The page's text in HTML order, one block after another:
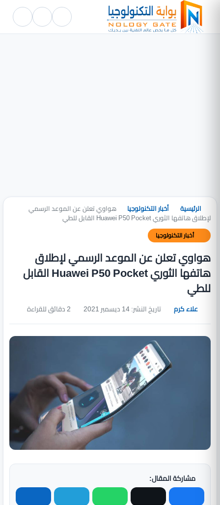
الرئيسية أخبار التكنولوجيا هواوي تعلن عن الموعد الرسمي
لإطلاق هاتفها الثوري Huawei P50 Pocket القابل للطي
أخبار التكنولوجيا
هواوي تعلن عن الموعد الرسمي لإطلاق
هاتفها الثوري Huawei P50 Pocket القابل
للطي
علاء كرم تاريخ النشر: 14 ديسمبر 2021
مشاركة المقال: